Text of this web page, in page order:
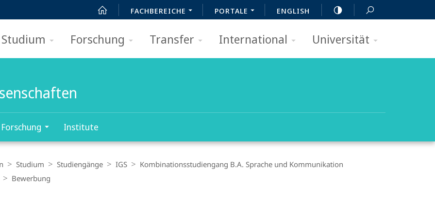
FACHBEREICHE PORTALE ENGLISH
Studium Forschung Transfer International Universität
Forschung Institute
Studium Studiengänge IGS
Kombinationsstudiengang B.A. Sprache und Kommunikation
Bewerbung